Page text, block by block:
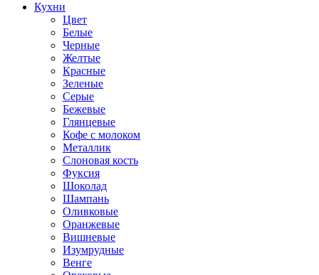
Кухни
Цвет
Белые
Черные
Желтые
Красные
Зеленые
Серые
Бежевые
Глянцевые
Кофе с молоком
Металлик
Слоновая кость
Фуксия
Шоколад
Шампань
Оливковые
Оранжевые
Вишневые
Изумрудные
Венге